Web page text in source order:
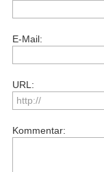
E-Mail:
URL:
Kommentar: